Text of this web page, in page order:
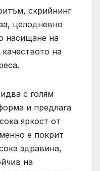
скрийнинг
целодневно
насищане на
на
с голям
и предлага
яркост от
е покрит
здравина,
на